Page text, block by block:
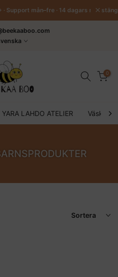
Support mån–fre · 14 dagars returrätt
stäng
0
YARA LAHDO ATELIER Väskor
Sortera